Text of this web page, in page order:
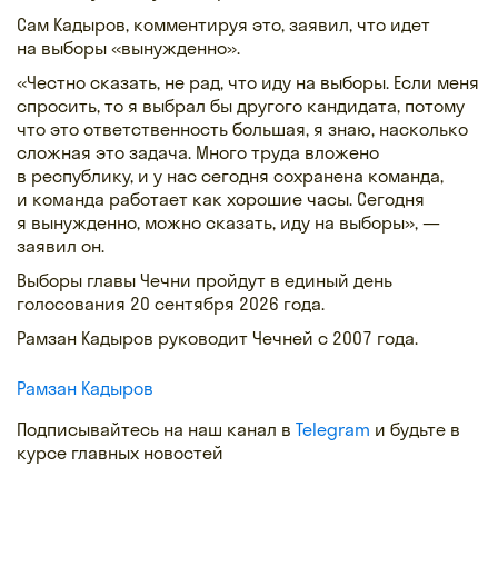
Сам Кадыров, комментируя это, заявил, что идет
на выборы «вынужденно».
«Честно сказать, не рад, что иду на выборы. Если меня
спросить, то я выбрал бы другого кандидата, потому
что это ответственность большая, я знаю, насколько
сложная это задача. Много труда вложено
в республику, и у нас сегодня сохранена команда,
и команда работает как хорошие часы. Сегодня
я вынужденно, можно сказать, иду на выборы», —
заявил он.
Выборы главы Чечни пройдут в единый день
голосования 20 сентября 2026 года.
Рамзан Кадыров руководит Чечней с 2007 года.
Рамзан Кадыров
Подписывайтесь на наш канал в Telegram и будьте в
курсе главных новостей